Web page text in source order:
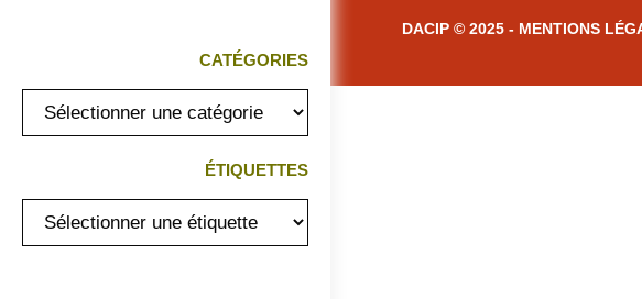
CATÉGORIES
Catégories
ÉTIQUETTES
DACIP © 2025 - MENTIONS